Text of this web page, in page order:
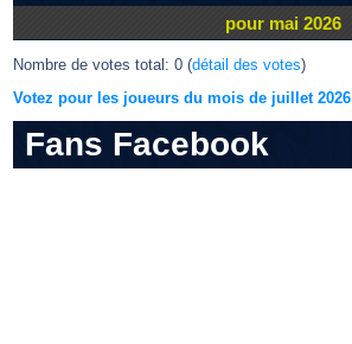
pour mai 2026
Nombre de votes total: 0 (détail des votes)
Votez pour les joueurs du mois de juillet 2026
Fans Facebook